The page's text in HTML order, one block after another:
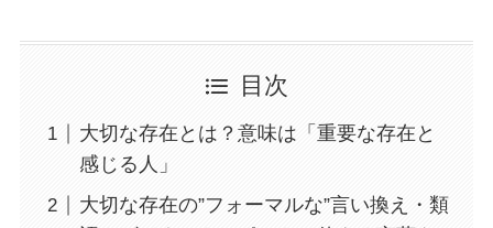
目次
大切な存在とは？意味は「重要な存在と
感じる人」
大切な存在の”フォーマルな”言い換え・類